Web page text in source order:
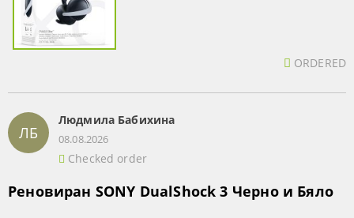
ORDERED
ЛБ
Людмила Бабихина
08.08.2026
Checked order
Реновиран SONY DualShock 3 Черно и Бяло